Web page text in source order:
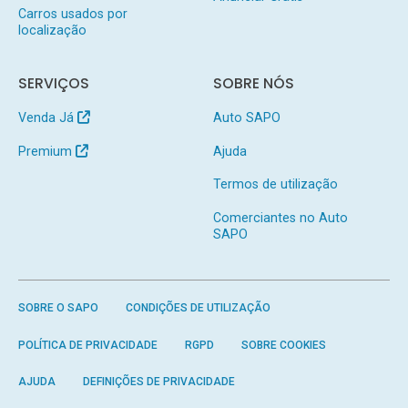
Carros usados por
localização
SERVIÇOS
Venda Já
Premium
SOBRE NÓS
Auto SAPO
Ajuda
Termos de utilização
Comerciantes no Auto
SAPO
SOBRE O SAPO CONDIÇÕES DE UTILIZAÇÃO
POLÍTICA DE PRIVACIDADE RGPD SOBRE COOKIES
AJUDA DEFINIÇÕES DE PRIVACIDADE